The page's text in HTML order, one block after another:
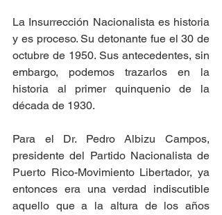
La Insurrección Nacionalista es historia
y es proceso. Su detonante fue el 30 de
octubre de 1950. Sus antecedentes, sin
embargo, podemos trazarlos en la
historia al primer quinquenio de la
década de 1930.
Para el Dr. Pedro Albizu Campos,
presidente del Partido Nacionalista de
Puerto Rico-Movimiento Libertador, ya
entonces era una verdad indiscutible
aquello que a la altura de los años